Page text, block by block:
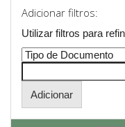
Adicionar filtros:
Utilizar filtros para